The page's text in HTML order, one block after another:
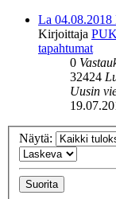
La
Kirjoittaja
tapahtumat
0
32424
Uusin
Näytä: